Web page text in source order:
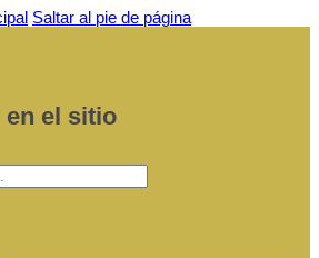
Saltar al pie de página
en el sitio